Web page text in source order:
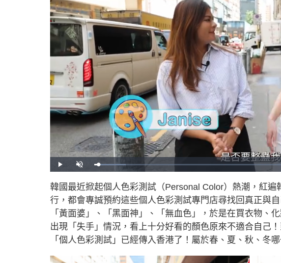
P
l
U
n
t
e
L
o
e
d
:
1
0
.
7
%
韓國最近掀起個人色彩測試（Personal Color）熱潮，紅
行，都會專誠預約這些個人色彩測試專門店尋找回真正與
「黃面婆」、「黑面神」、「無血色」，於是在買衣物、
出現「失手」情況，看上十分好看的顏色原來不適合自己
「個人色彩測試」已經傳入香港了！屬於春、夏、秋、冬